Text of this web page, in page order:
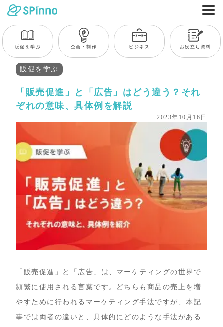
販促を学ぶ 企画・制作 ビジネス お役立ち資料
販促を学ぶ
「販売促進」と「広告」はどう違う？それ
ぞれの意味、具体例を解説
2023年10月16日
「販売促進」と「広告」は、マーケティングの世界で
頻繁に使用される言葉です。どちらも商品の売上を増
やすために行われるマーケティング手法ですが、本記
事では両者の違いと、具体的にどのような手法がある